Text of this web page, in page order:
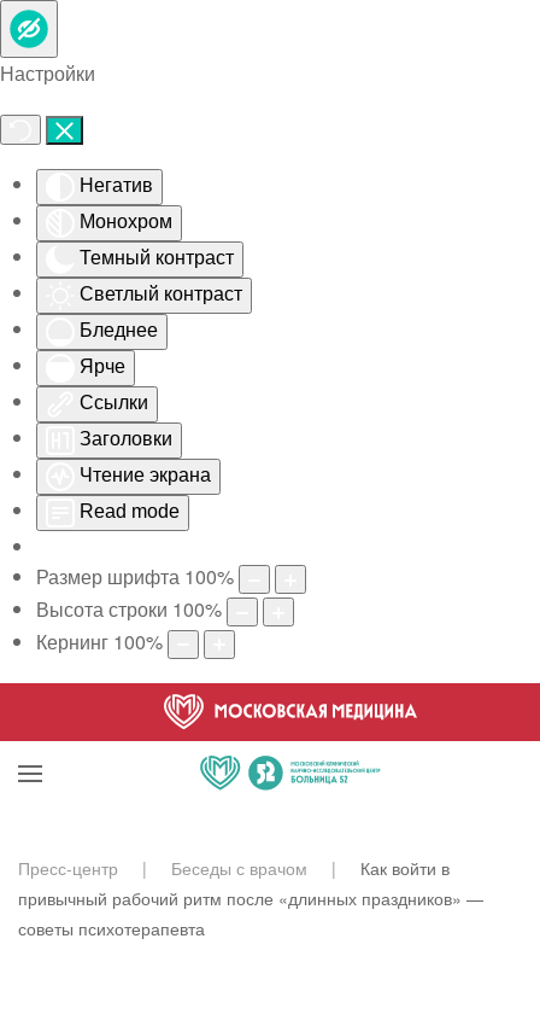
Настройки
Негатив
Монохром
Темный контраст
Светлый контраст
Бледнее
Ярче
Ссылки
Заголовки
Чтение экрана
Read mode
Размер шрифта 100%
Высота строки 100%
Кернинг 100%
Skip to main content
Пресс-центр Беседы с врачом
Как войти в
привычный рабочий ритм после «длинных праздников» —
советы психотерапевта